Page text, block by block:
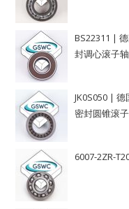
BS22311 |
封调心滚子
JK0S050 |
密封圆锥滚
6007-2ZR-